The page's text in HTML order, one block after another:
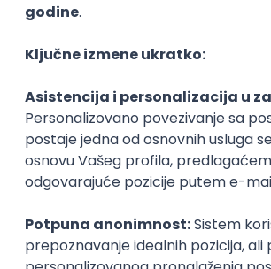
Beograd | Hibrid
Technical Artist III
IGT D&B d.o.o.
još 12 dana